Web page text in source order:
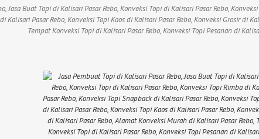
Jasa Buat Topi di Kalisari Pasar Rebo, Konveksi Topi di Kalisari Pasar Rebo,
Kalisari Pasar Rebo, Konveksi Topi Kaos di Kalisari Pasar Rebo, Konveksi Grosir di
Tempat Konveksi Topi di Kalisari Pasar Rebo, Konveksi Topi Pesanan di